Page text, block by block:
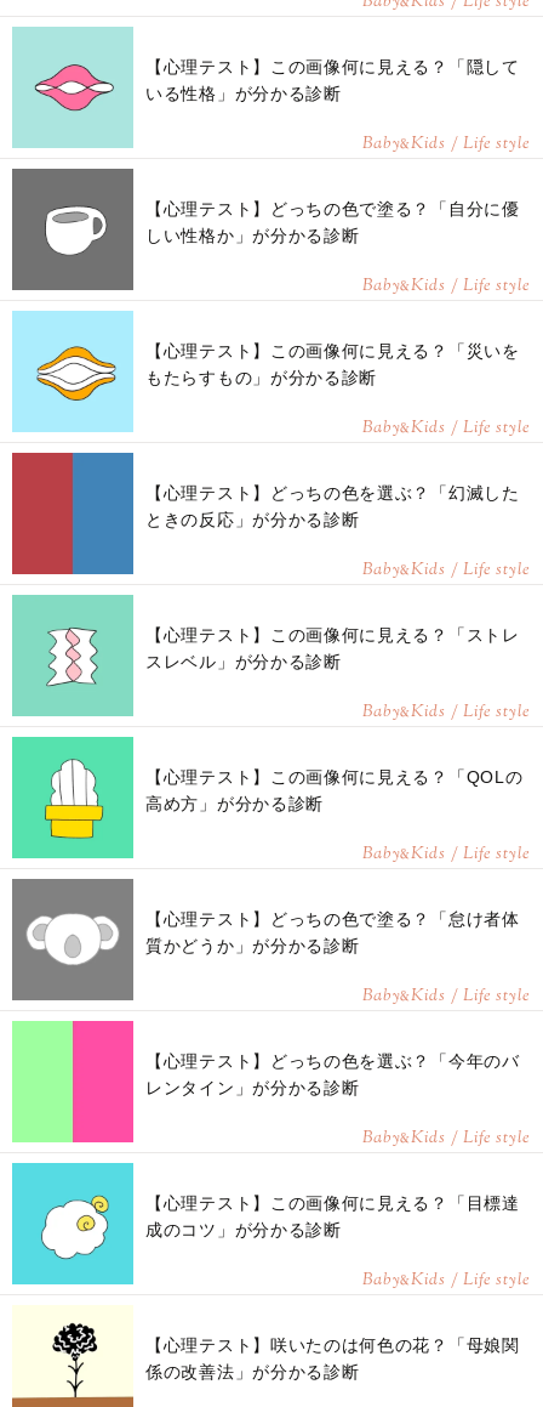
【心理テスト】この画像何に見える？「隠して
いる性格」が分かる診断
Baby&Kids / Life style
【心理テスト】どっちの色で塗る？「自分に優
しい性格か」が分かる診断
Baby&Kids / Life style
【心理テスト】この画像何に見える？「災いを
もたらすもの」が分かる診断
Baby&Kids / Life style
【心理テスト】どっちの色を選ぶ？「幻滅した
ときの反応」が分かる診断
Baby&Kids / Life style
【心理テスト】この画像何に見える？「ストレ
スレベル」が分かる診断
Baby&Kids / Life style
【心理テスト】この画像何に見える？「QOLの
高め方」が分かる診断
Baby&Kids / Life style
【心理テスト】どっちの色で塗る？「怠け者体
質かどうか」が分かる診断
Baby&Kids / Life style
【心理テスト】どっちの色を選ぶ？「今年のバ
レンタイン」が分かる診断
Baby&Kids / Life style
【心理テスト】この画像何に見える？「目標達
成のコツ」が分かる診断
Baby&Kids / Life style
【心理テスト】咲いたのは何色の花？「母娘関
係の改善法」が分かる診断